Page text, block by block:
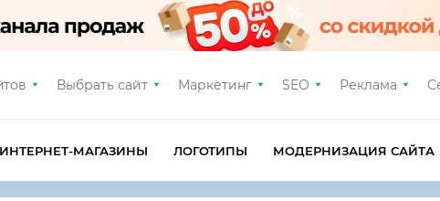
Выбрать сайт Маркетинг SEO Реклама
МАГАЗИНЫ ЛОГОТИПЫ МОДЕРНИЗАЦИЯ САЙТА